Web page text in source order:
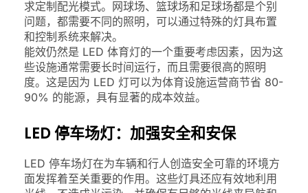
求定制配光模式。网球场、篮球场和足球场都是个别
问题，都需要不同的照明，可以通过特殊的灯具布置
和控制系统来解决。
能效仍然是 LED 体育灯的一个重要考虑因素，因为这
些设施通常需要长时间运行，而且需要很高的照明
度。这是因为 LED 灯可以为体育设施运营商节省 80-
90% 的能源，具有显著的成本效益。
LED 停车场灯：加强安全和安保
LED 停车场灯在为车辆和行人创造安全可靠的环境方
面发挥着至关重要的作用。这些灯具还应有效地利用